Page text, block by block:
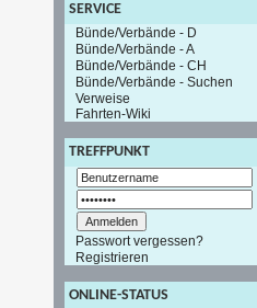
SERVICE
Bünde/Verbände - D
Bünde/Verbände - A
Bünde/Verbände - CH
Bünde/Verbände - Suchen
Verweise
Fahrten-Wiki
TREFFPUNKT
Passwort vergessen?
Registrieren
ONLINE-STATUS